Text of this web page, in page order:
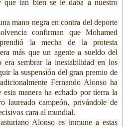
tan bien se le daba a nuestro
mano negra en contra del deporte
confirman que Mohamed
la mecha de la protesta
más que un agente a sueldo del
sembrar la inestabilidad en los
la suspensión del gran premio de
Fernando Alonso ha
manera ha echado por tierra la
laureado campeón, privándole de
cara al mundial.
Alonso es inmune a estas